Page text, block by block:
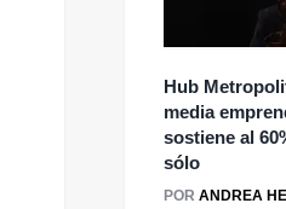
Hub
media
sostiene al
sólo
POR ANDREA